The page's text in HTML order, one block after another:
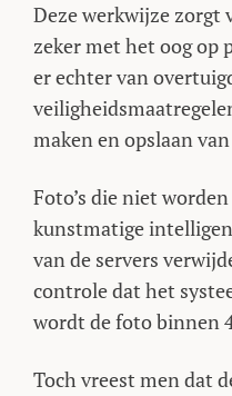
Deze werkwijze zorgt
zeker met het oog op
er echter van
maken en opslaan van
Foto’s die niet
kunstmatige
van de servers
controle dat het
wordt de foto binnen
Toch vreest men dat